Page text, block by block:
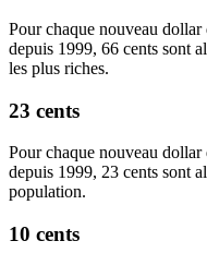
Pour chaque nouveau dollar
depuis 1999, 66 cents sont
les plus riches.
23 cents
Pour chaque nouveau dollar
depuis 1999, 23 cents sont
population.
10 cents